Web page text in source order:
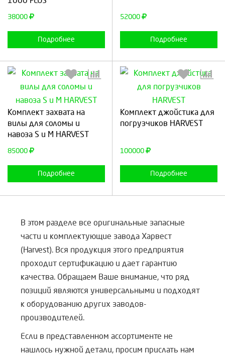
38000
Подробнее
Продолжить 52000
Подробнее
Продолжить
Комплект захвата на
вилы для соломы и
навоза S и M HARVEST
85000
Подробнее
Выберите количество:
Продолжить
Комплект джойстика для
погрузчиков HARVEST
100000
Подробнее
Выберите количество:
Продолжить
В этом разделе все оригинальные запасные
части и комплектующие завода Харвест
(Harvest). Вся продукция этого предприятия
проходит сертификацию и дает гарантию
качества. Обращаем Ваше внимание, что ряд
позиций являются универсальными и подходят
к оборудованию других заводов-
производителей.
Если в представленном ассортименте не
нашлось нужной детали, просим прислать нам